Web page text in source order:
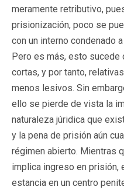
meramente retributivo,
prisionización, poco se
con un interno condenado
Pero es más, esto sucede
cortas, y por tanto,
menos lesivos. Sin
ello se pierde de vista la
naturaleza júridica que
y la pena de prisión aún
régimen abierto. Mientras
implica ingreso en prisión,
estancia en un centro